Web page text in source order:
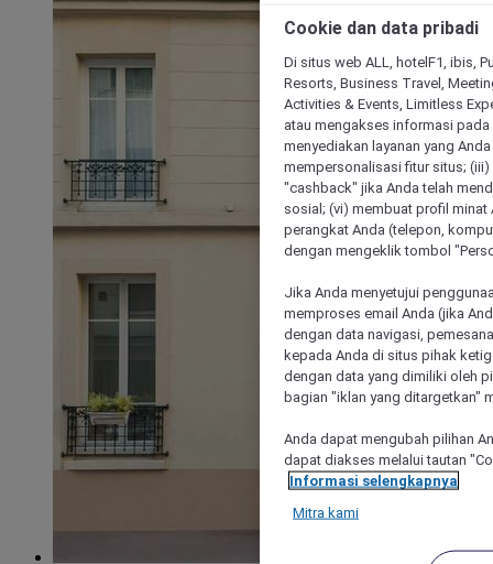
Cookie dan data pribadi
Di situs web ALL, hotelF1, ibis,
Resorts, Business Travel,
Activities & Events, Limitless
atau mengakses informasi
menyediakan layanan yang
mempersonalisasi fitur situs;
"cashback" jika Anda telah
sosial; (vi) membuat profil
perangkat Anda (telepon,
dengan mengeklik tombol
Jika Anda menyetujui
memproses email Anda (jika
dengan data navigasi,
kepada Anda di situs pihak
dengan data yang dimiliki oleh
bagian "iklan yang ditargetkan"
Anda dapat mengubah pilihan
dapat diakses melalui tautan
Informasi selengkapnya
Mitra kami